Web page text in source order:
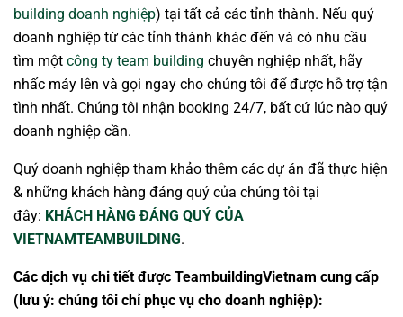
building doanh nghiệp) tại tất cả các tỉnh thành. Nếu quý
doanh nghiệp từ các tỉnh thành khác đến và có nhu cầu
tìm một công ty team building chuyên nghiệp nhất, hãy
nhấc máy lên và gọi ngay cho chúng tôi để được hỗ trợ tận
tình nhất. Chúng tôi nhận booking 24/7, bất cứ lúc nào quý
doanh nghiệp cần.
Quý doanh nghiệp tham khảo thêm các dự án đã thực hiện
& những khách hàng đáng quý của chúng tôi tại
đây: KHÁCH HÀNG ĐÁNG QUÝ CỦA
VIETNAMTEAMBUILDING.
Các dịch vụ chi tiết được TeambuildingVietnam cung cấp
(lưu ý: chúng tôi chỉ phục vụ cho doanh nghiệp):